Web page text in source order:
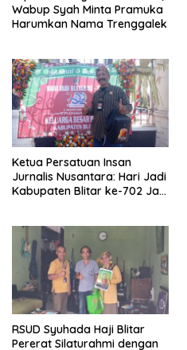
Wabup Syah Minta Pramuka
Harumkan Nama Trenggalek
Ketua Persatuan Insan
Jurnalis Nusantara: Hari Jadi
Kabupaten Blitar ke-702 Jadi
RSUD Syuhada Haji Blitar
Pererat Silaturahmi dengan